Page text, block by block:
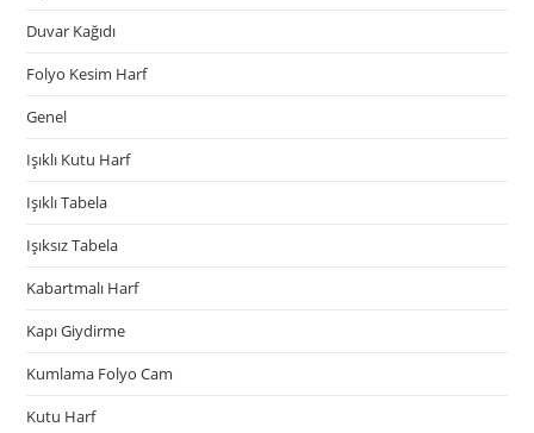
Duvar Kağıdı
Folyo Kesim Harf
Genel
Işıklı Kutu Harf
Işıklı Tabela
Işıksız Tabela
Kabartmalı Harf
Kapı Giydirme
Kumlama Folyo Cam
Kutu Harf